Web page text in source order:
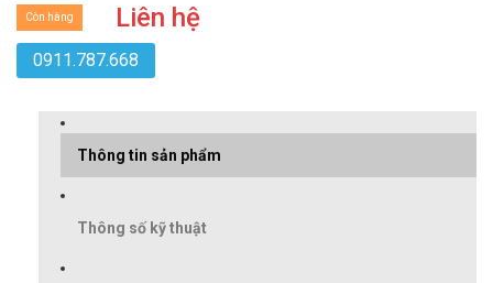
Liên hệ
Còn hàng
0911.787.668
Thông tin sản phẩm
Thông số kỹ thuật